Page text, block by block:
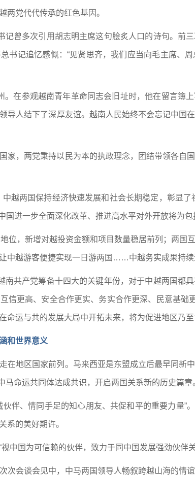
两党代代传承的红色基因。
记曾多次引用胡志明主席这句脍炙人口的诗句。前
书记追忆感慨：“见贤思齐，我们应当向毛主席、
在参观越南青年革命同志会旧址时，他在留言簿
导人结下了深厚友谊。越南人民始终不会忘记中国
家，两党秉持以民为本的执政理念，团结带领各自
越两国保持经济快速发展和社会长期稳定，彰显
国进一步全面深化改革、推进高水平对外开放将为
位，新增对越投资金额和项目数量稳居前列；两国
中越游客便捷实现一日游两国……中越务实成果持续
南共产党筹备十四大的关键年份，对于中越两国都
信更高、安全合作更实、务实合作更深、民意基础
命运与共的发展大局中开拓未来，将为促进地区乃
和世界意义
在地区国家前列。马来西亚是东盟成立后最早同新
命运共同体达成共识，开启两国关系新的历史篇章
伴、情同手足的知心朋友、共促和平的重要力量”
系的美好期许。
中国为可信赖的伙伴，致力于同中国发展强劲伙伴
次会谈会见中，中马两国领导人畅叙跨越山海的情